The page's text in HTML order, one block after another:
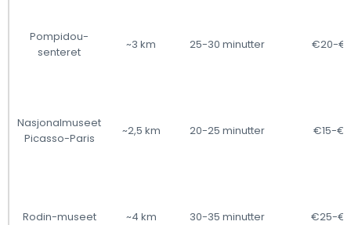
Pompidou-
senteret
~3 km 25-30 minutter €20-
Nasjonalmuseet
Picasso-Paris
~2,5 km 20-25 minutter €15-
Rodin-museet ~4 km 30-35 minutter €25-